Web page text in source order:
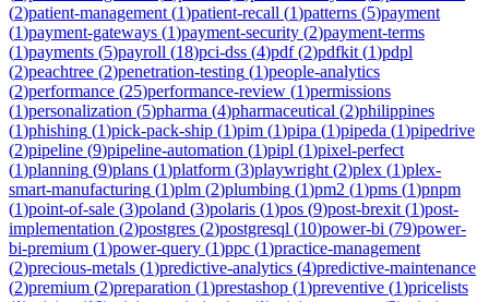
(2)patient-management (1)patient-recall (1)patterns (5)payment
(1)payment-gateways (1)payment-security (2)payment-terms
(1)payments (5)payroll (18)pci-dss (4)pdf(2)pdfkit (1)pdpl
(2)peachtree (2)penetration-testing (1)people-analytics
(2)performance (25)performance-review (1)permissions
(1)personalization (5)pharma (4)pharmaceutical (2)philippines
(1)phishing (1)pick-pack-ship (1)pim (1)pipa (1)pipeda (1)pipedrive
(2)pipeline (9)pipeline-automation (1)pipl (1)pixel-perfect
(1)planning (9)plans (1)platform (3)playwright (2)plex (1)plex-
smart-manufacturing (1)plm (2)plumbing (1)pm2 (1)pms (1)pnpm
(1)point-of-sale (3)poland (3)polaris (1)pos (9)post-brexit (1)post-
implementation (2)postgres (2)postgresql (10)power-bi (79)power-
bi-premium (1)power-query (1)ppc (1)practice-management
(2)precious-metals (1)predictive-analytics (4)predictive-maintenance
(2)premium (2)preparation (1)prestashop (1)preventive (1)pricelists